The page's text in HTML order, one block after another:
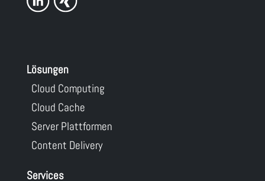
Lösungen
Cloud Computing
Cloud Cache
Server Plattformen
Content Delivery
Services